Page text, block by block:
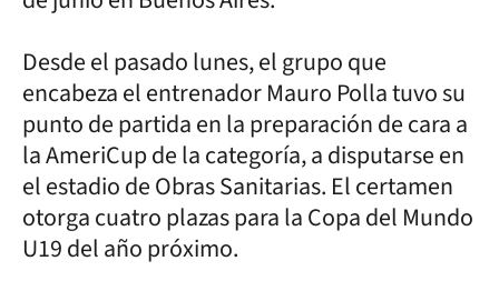
Desde el pasado lunes, el grupo que
encabeza el entrenador Mauro Polla tuvo su
punto de partida en la preparación de cara a
la AmeriCup de la categoría, a disputarse en
el estadio de Obras Sanitarias. El certamen
otorga cuatro plazas para la Copa del Mundo
U19 del año próximo.